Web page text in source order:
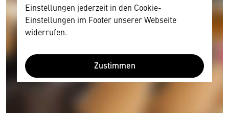
Einstellungen jederzeit in den Cookie-
Einstellungen im Footer unserer Webseite
widerrufen.
Zustimmen